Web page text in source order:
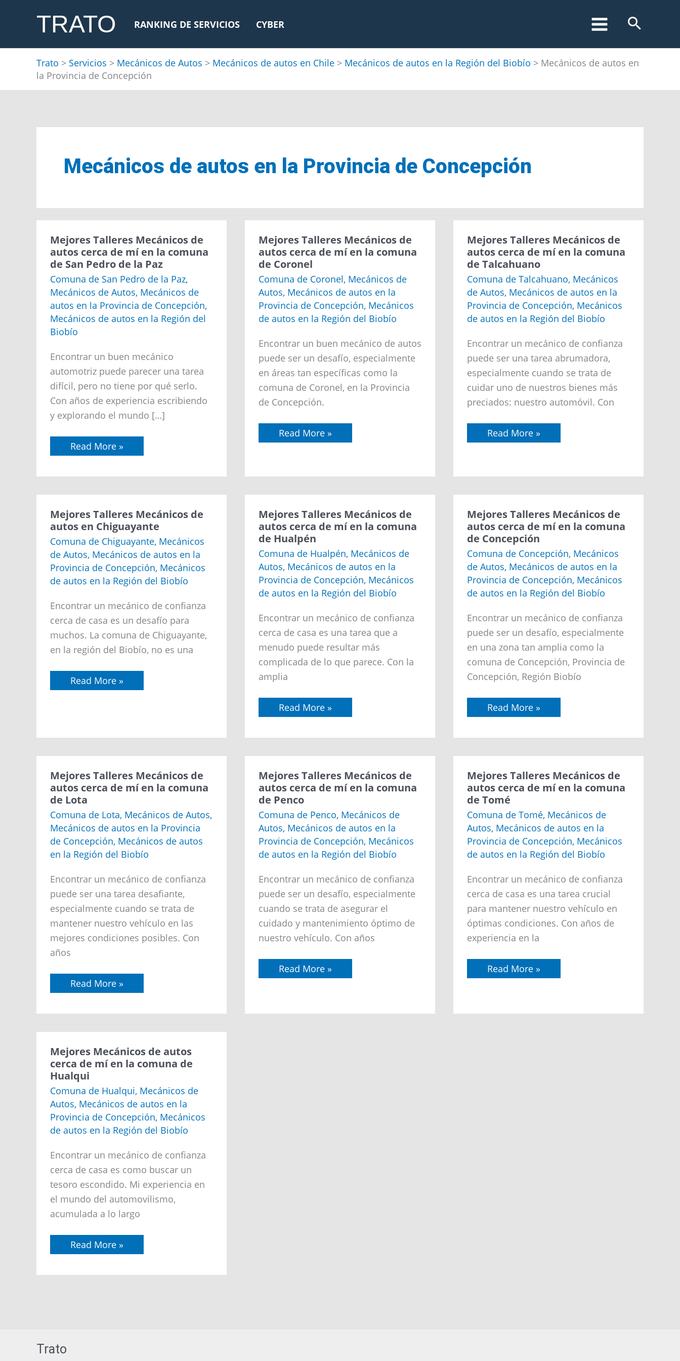
TRATO RANKING DE SERVICIOS CYBER
Trato > Servicios > Mecánicos de Autos > Mecánicos de autos en Chile > Mecánicos de autos en la Región del Biobío > Mecánicos de autos en
la Provincia de Concepción
Mecánicos de autos en la Provincia de Concepción
Mejores Talleres Mecánicos de
autos cerca de mí en la comuna
de San Pedro de la Paz
Comuna de San Pedro de la Paz,
Mecánicos de Autos, Mecánicos de
autos en la Provincia de Concepción,
Mecánicos de autos en la Región del
Biobío
Encontrar un buen mecánico
automotriz puede parecer una tarea
difícil, pero no tiene por qué serlo.
Con años de experiencia escribiendo
y explorando el mundo […]
Mejores
Talleres
Mecánicos
de
autos
cerca
de
mí
en
la
comuna
de
Pedro
la
Paz
Read More »
Mejores Talleres Mecánicos de
autos cerca de mí en la comuna
de Coronel
Comuna de Coronel, Mecánicos de
Autos, Mecánicos de autos en la
Provincia de Concepción, Mecánicos
de autos en la Región del Biobío
Encontrar un buen mecánico de autos
puede ser un desafío, especialmente
en áreas tan específicas como la
comuna de Coronel, en la Provincia
de Concepción.
Mejores
Talleres
Mecánicos
de
autos
cerca
de
mí
en
la
de
Coronel
Read More »
Mejores Talleres Mecánicos de
autos cerca de mí en la comuna
de Talcahuano
Comuna de Talcahuano, Mecánicos
de Autos, Mecánicos de autos en la
Provincia de Concepción, Mecánicos
de autos en la Región del Biobío
Encontrar un mecánico de confianza
puede ser una tarea abrumadora,
especialmente cuando se trata de
cuidar uno de nuestros bienes más
preciados: nuestro automóvil. Con
Mejores
Talleres
Mecánicos
de
autos
cerca
de
mí
en
la
de
Talcahuano
Read More »
Mejores Talleres Mecánicos de
autos en Chiguayante
Comuna de Chiguayante, Mecánicos
de Autos, Mecánicos de autos en la
Provincia de Concepción, Mecánicos
de autos en la Región del Biobío
Encontrar un mecánico de confianza
cerca de casa es un desafío para
muchos. La comuna de Chiguayante,
en la región del Biobío, no es una
Mejores
Talleres
Mecánicos
de
autos
en
Chiguayante
Read More »
Mejores Talleres Mecánicos de
autos cerca de mí en la comuna
de Hualpén
Comuna de Hualpén, Mecánicos de
Autos, Mecánicos de autos en la
Provincia de Concepción, Mecánicos
de autos en la Región del Biobío
Encontrar un mecánico de confianza
cerca de casa es una tarea que a
menudo puede resultar más
complicada de lo que parece. Con la
amplia
Mejores
Talleres
Mecánicos
de
autos
cerca
de
mí
en
la
de
Hualpén
Read More »
Mejores Talleres Mecánicos de
autos cerca de mí en la comuna
de Concepción
Comuna de Concepción, Mecánicos
de Autos, Mecánicos de autos en la
Provincia de Concepción, Mecánicos
de autos en la Región del Biobío
Encontrar un mecánico de confianza
puede ser un desafío, especialmente
en una zona tan amplia como la
comuna de Concepción, Provincia de
Concepción, Región Biobío
Mejores
Talleres
Mecánicos
de
autos
cerca
de
mí
en
la
de
Concepción
Read More »
Mejores Talleres Mecánicos de
autos cerca de mí en la comuna
de Lota
Comuna de Lota, Mecánicos de Autos,
Mecánicos de autos en la Provincia
de Concepción, Mecánicos de autos
en la Región del Biobío
Encontrar un mecánico de confianza
puede ser una tarea desafiante,
especialmente cuando se trata de
mantener nuestro vehículo en las
mejores condiciones posibles. Con
años
Mejores
Talleres
Mecánicos
de
autos
cerca
de
mí
en
la
de
Lota
Read More »
Mejores Talleres Mecánicos de
autos cerca de mí en la comuna
de Penco
Comuna de Penco, Mecánicos de
Autos, Mecánicos de autos en la
Provincia de Concepción, Mecánicos
de autos en la Región del Biobío
Encontrar un mecánico de confianza
puede ser un desafío, especialmente
cuando se trata de asegurar el
cuidado y mantenimiento óptimo de
nuestro vehículo. Con años
Mejores
Talleres
Mecánicos
de
autos
cerca
de
mí
en
la
de
Penco
Read More »
Mejores Talleres Mecánicos de
autos cerca de mí en la comuna
de Tomé
Comuna de Tomé, Mecánicos de
Autos, Mecánicos de autos en la
Provincia de Concepción, Mecánicos
de autos en la Región del Biobío
Encontrar un mecánico de confianza
cerca de casa es una tarea crucial
para mantener nuestro vehículo en
óptimas condiciones. Con años de
experiencia en la
Mejores
Talleres
Mecánicos
de
autos
cerca
de
mí
en
la
de
Tomé
Read More »
Mejores Mecánicos de autos
cerca de mí en la comuna de
Hualqui
Comuna de Hualqui, Mecánicos de
Autos, Mecánicos de autos en la
Provincia de Concepción, Mecánicos
de autos en la Región del Biobío
Encontrar un mecánico de confianza
cerca de casa es como buscar un
tesoro escondido. Mi experiencia en
el mundo del automovilismo,
acumulada a lo largo
Mejores
Mecánicos
de
autos
cerca
de
mí
en
la
comuna
Hualqui
Read More »
Trato